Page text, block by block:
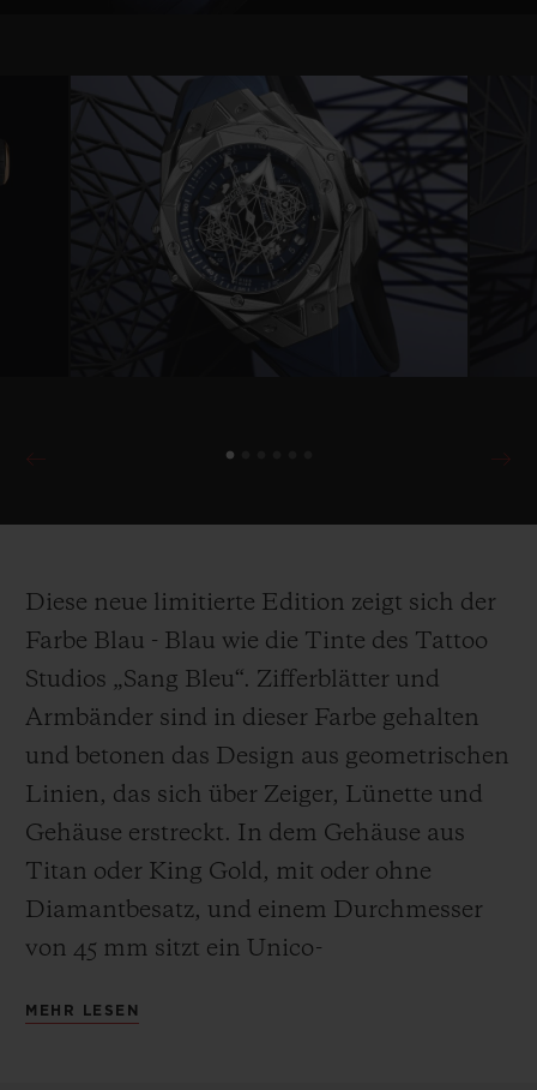
Diese neue limitierte Edition zeigt sich der
Farbe Blau - Blau wie die Tinte des Tattoo
Studios „Sang Bleu“. Zifferblätter und
Armbänder sind in dieser Farbe gehalten
und betonen das Design aus geometrischen
Linien, das sich über Zeiger, Lünette und
Gehäuse erstreckt. In dem Gehäuse aus
Titan oder King Gold, mit oder ohne
Diamantbesatz, und einem Durchmesser
von 45 mm sitzt ein Unico-
Chronographenwerk HUB1240 mit einer
MEHR LESEN